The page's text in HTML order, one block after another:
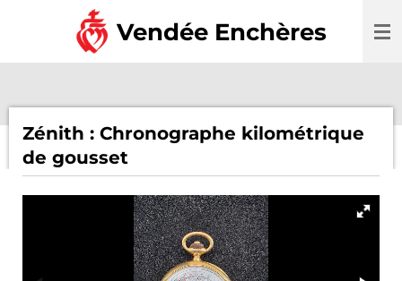
Vendée Enchères
Zénith : Chronographe kilométrique
de gousset